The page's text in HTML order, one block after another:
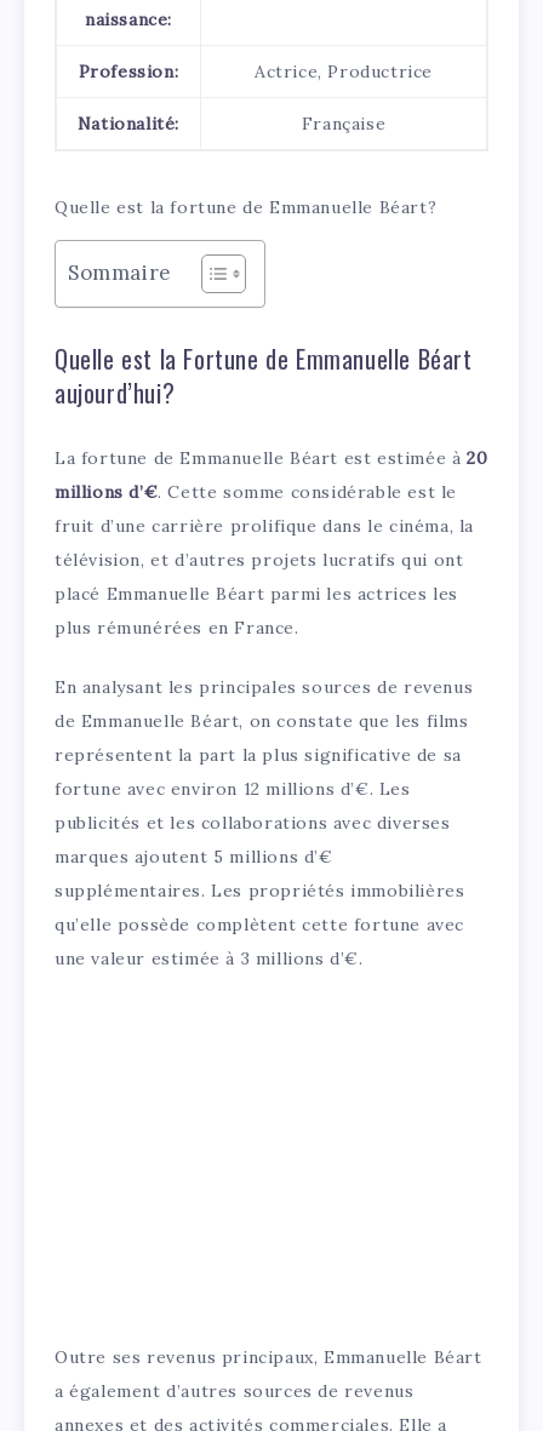
naissance:
Profession: Actrice, Productrice
Nationalité: Française
Quelle est la fortune de Emmanuelle Béart?
Sommaire
Quelle est la Fortune de Emmanuelle Béart
aujourd’hui?
La fortune de Emmanuelle Béart est estimée à 20
millions d’€. Cette somme considérable est le
fruit d’une carrière prolifique dans le cinéma, la
télévision, et d’autres projets lucratifs qui ont
placé Emmanuelle Béart parmi les actrices les
plus rémunérées en France.
En analysant les principales sources de revenus
de Emmanuelle Béart, on constate que les films
représentent la part la plus significative de sa
fortune avec environ 12 millions d’€. Les
publicités et les collaborations avec diverses
marques ajoutent 5 millions d’€
supplémentaires. Les propriétés immobilières
qu’elle possède complètent cette fortune avec
une valeur estimée à 3 millions d’€.
Outre ses revenus principaux, Emmanuelle Béart
a également d’autres sources de revenus
annexes et des activités commerciales. Elle a